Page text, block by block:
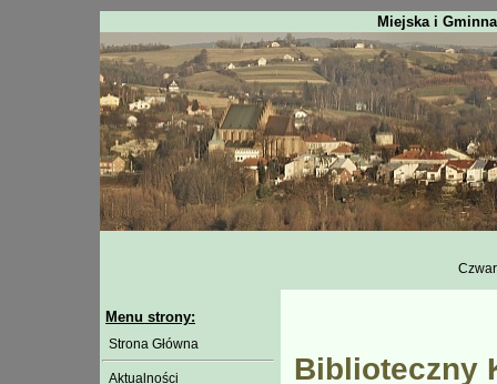
Miejska i
Menu strony:
Strona Główna
Aktualności Biblioteczny